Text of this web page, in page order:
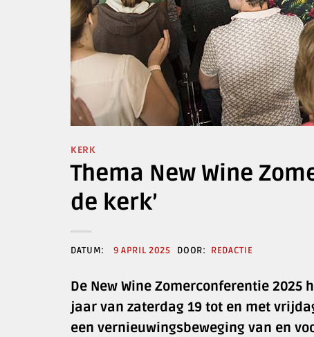
KERK
Thema New Wine
de kerk’
9 APRIL 2025 REDACTIE
De New Wine Zomerconferentie 2025
jaar van zaterdag 19 tot en met
een vernieuwingsbeweging van en